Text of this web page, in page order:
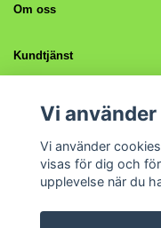
Om oss
Kundtjänst
Sociala medier
Vi
Vi använder
visas för dig och
upplevelse när du